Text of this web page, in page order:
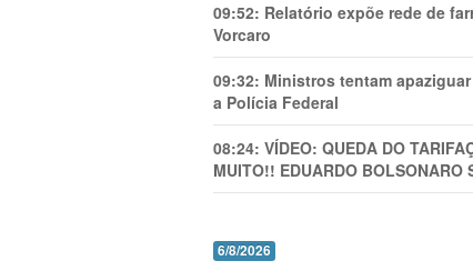
09:52: Relatório expõe rede de
Vorcaro
09:32: Ministros tentam
a Polícia Federal
08:24: VÍDEO: QUEDA DO
MUITO!! EDUARDO BOLSONARO
6/8/2026